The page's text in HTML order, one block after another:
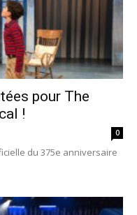
pour The
!
0
du 375e anniversaire